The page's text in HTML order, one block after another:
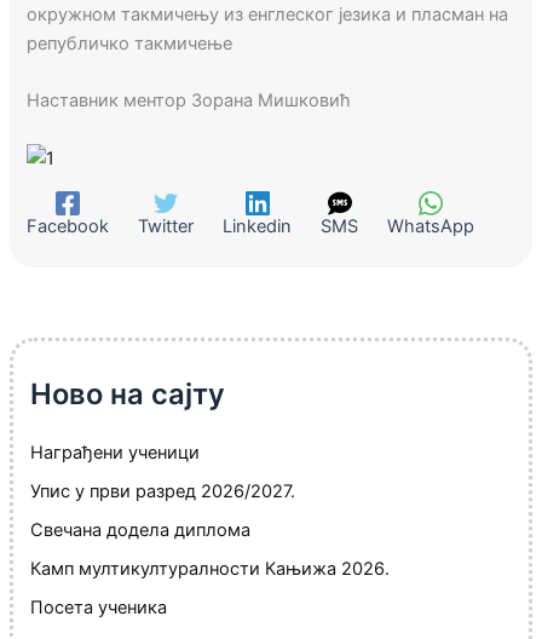
окружном такмичењу из енглеског језика и пласман на
републичко такмичење
Наставник ментор Зорана Мишковић
Facebook Twitter Linkedin SMS WhatsApp
Ново на сајту
Награђени ученици
Упис у први разред 2026/2027.
Свечана додела диплома
Камп мултикултуралности Кањижа 2026.
Посета ученика